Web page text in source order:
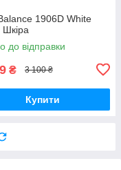
1906D White
Шкіра
до відправки
₴ 3 100 ₴
Купити